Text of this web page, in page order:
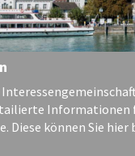
Informationen
Diese können Sie hier